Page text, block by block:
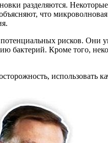
разделяются.
что
рисков. Они
бактерий. Кроме того,
использовать